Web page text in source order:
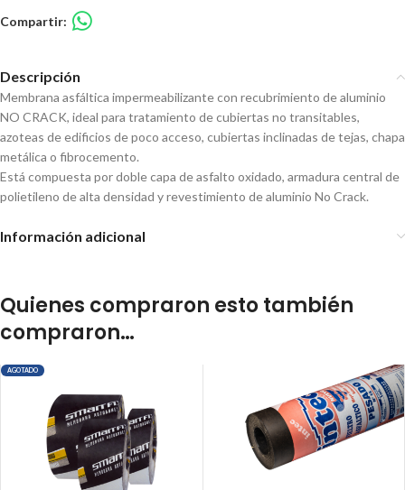
Compartir:
Descripción
Membrana asfáltica impermeabilizante con recubrimiento de aluminio
NO CRACK, ideal para tratamiento de cubiertas no transitables,
azoteas de edificios de poco acceso, cubiertas inclinadas de tejas, chapa
metálica o fibrocemento.
Está compuesta por doble capa de asfalto oxidado, armadura central de
polietileno de alta densidad y revestimiento de aluminio No Crack.
Información adicional
Quienes compraron esto también
compraron…
AGOTADO